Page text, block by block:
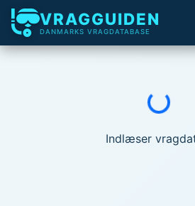
VRAGGUIDEN
DANMARKS VRAGDATABASE
Indlæser...
Indlæser